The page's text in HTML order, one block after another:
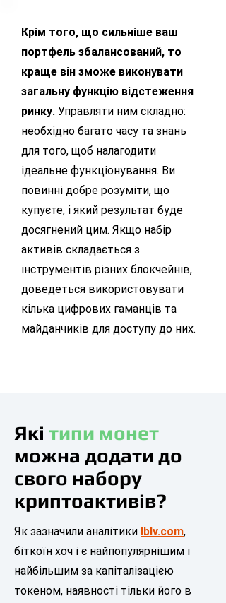
Крім того, що сильніше ваш
портфель збалансований, то
краще він зможе виконувати
загальну функцію відстеження
ринку. Управляти ним складно:
необхідно багато часу та знань
для того, щоб налагодити
ідеальне функціонування. Ви
повинні добре розуміти, що
купуєте, і який результат буде
досягнений цим. Якщо набір
активів складається з
інструментів різних блокчейнів,
доведеться використовувати
кілька цифрових гаманців та
майданчиків для доступу до них.
Які типи монет
можна додати до
свого набору
криптоактивів?
Як зазначили аналітики lblv.com,
біткоїн хоч і є найпопулярнішим і
найбільшим за капіталізацією
токеном, наявності тільки його в